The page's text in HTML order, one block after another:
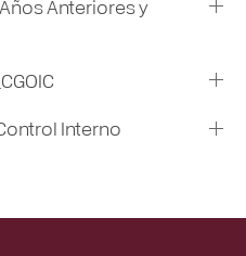
Anteriores y
Interno